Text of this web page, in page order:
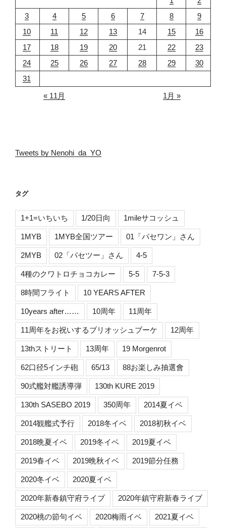
3
4 5 6 7 8
9
10
11 12 13 14 15
16
17
18 19 20 21 22
23
24
25 26 27 28 29
30
31
« 11月
1月 »
Tweets by Nenohi_da_YO
タグ
1+1=いちいち 1/20日向 1mileサコッシュ
1MYB 1MYB全国ツアー 01「パセワン」さん
2MYB 02「パセツー」さん 4-5
4種のクワトロチョコカレー 5-5 7-5-3
8時間フライト 10 YEARS AFTER
10years after…… 10周年 11周年
11周年をお祝いするブリオッシュブーケ 12周年
13thストリート 13周年 19 Morgenrot
62口径5インチ砲 65/13 88お楽しみ抽選會
90式艦対艦誘導弾 130th KURE 2019
130th SASEBO 2019 350周年 2014夏イベ
2014観艦式予行 2018冬イベ 2018初秋イベ
2018晩夏イベ 2019冬イベ 2019夏イベ
2019春イベ 2019晩秋イベ 2019節分任務
2020冬イベ 2020夏イベ
2020年新春鎮守府ライブ 2020年鎮守府新春ライブ
2020桃の節句イベ 2020梅雨イベ 2021夏イベ